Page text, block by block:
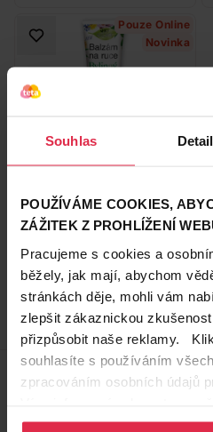
Souhlas
POUŽÍVÁME COOKIES,
ZÁŽITEK Z PROHLÍŽENÍ
Pracujeme s cookies a
běžely, jak mají, abychom
stránkách děje, mohli vám
zlepšit zákaznickou
přizpůsobit naše reklamy.
souhlasíte s používáním
zpracováním osobních údajů
osobních údajů.
Pouze Online
Novinka
ruce 205 ml
89,90 Kč
Do košíku
438,54 Kč/ lit
dostupné online
načítám
Zobrazeno